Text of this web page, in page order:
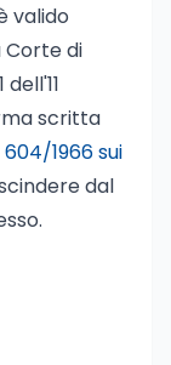
valido
Corte di
scritta
1966 sui
dal